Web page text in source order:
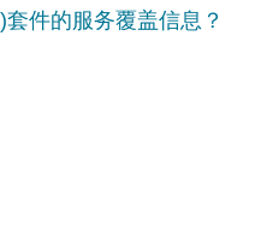
件的服务覆盖信息？